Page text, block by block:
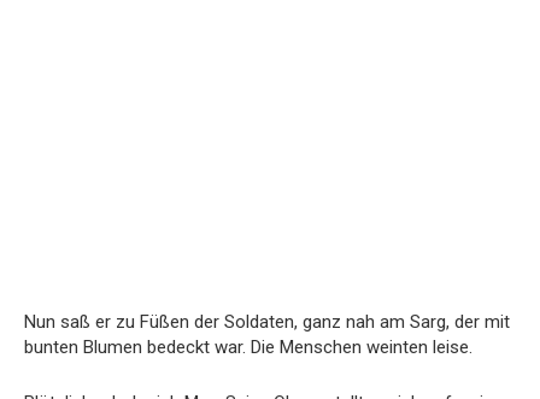
Nun saß er zu Füßen der Soldaten, ganz nah am Sarg, der mit
bunten Blumen bedeckt war. Die Menschen weinten leise.